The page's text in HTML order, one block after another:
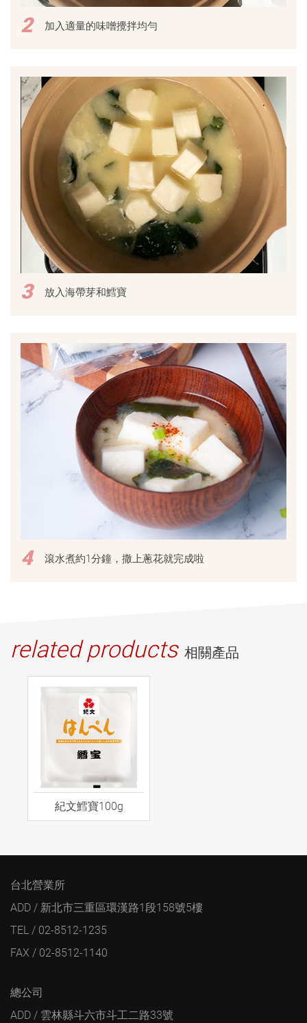
2 加入適量的味噌攪拌均勻
3 放入海帶芽和鱈寶
4 滾水煮約1分鐘，撒上蔥花就完成啦
related products 相關產品
紀文鱈寶100g
台北營業所
ADD / 新北市三重區環漢路1段158號5樓
TEL / 02-8512-1235
FAX / 02-8512-1140
總公司
ADD / 雲林縣斗六市斗工二路33號